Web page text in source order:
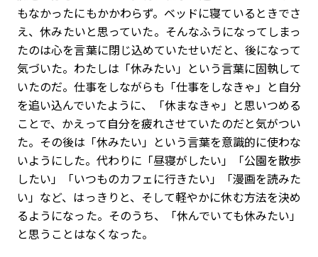
もなかったにもかかわらず。ベッドに寝ているときでさ
え、休みたいと思っていた。そんなふうになってしまっ
たのは心を言葉に閉じ込めていたせいだと、後になって
気づいた。わたしは「休みたい」という言葉に固執して
いたのだ。仕事をしながらも「仕事をしなきゃ」と自分
を追い込んでいたように、「休まなきゃ」と思いつめる
ことで、かえって自分を疲れさせていたのだと気がつい
た。その後は「休みたい」という言葉を意識的に使わな
いようにした。代わりに「昼寝がしたい」「公園を散歩
したい」「いつものカフェに行きたい」「漫画を読みた
い」など、はっきりと、そして軽やかに休む方法を決め
るようになった。そのうち、「休んでいても休みたい」
と思うことはなくなった。